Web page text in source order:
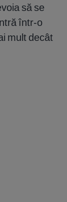
să se
într-o
mult decât